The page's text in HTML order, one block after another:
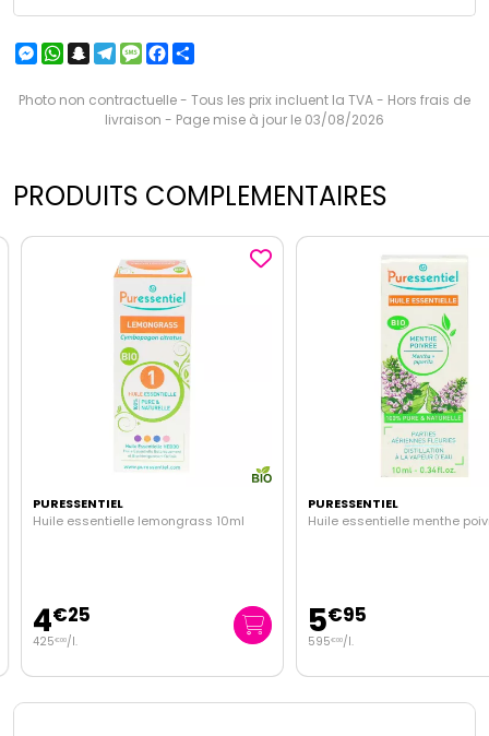
Messenger
WhatsApp
Snapchat
Telegram
MessageFacebook
Photo non contractuelle - Tous les prix incluent la TVA - Hors frais de
livraison - Page mise à jour le 03/08/2026
PRODUITS COMPLEMENTAIRES
PURESSENTIEL
Huile essentielle lemongrass 10ml
4€25
425€00/l.
PURESSENTIEL
Huile essentielle menthe
5€95
595€00/l.